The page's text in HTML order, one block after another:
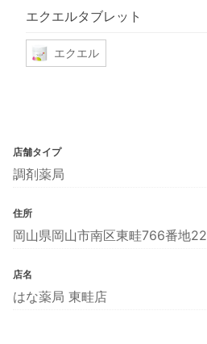
エクエルタブレット
エクエル
店舗タイプ
調剤薬局
住所
岡山県岡山市南区東畦766番地22
店名
はな薬局 東畦店